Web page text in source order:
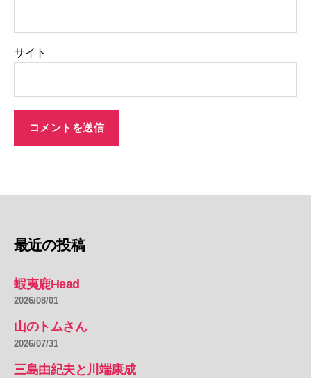
サイト
最近の投稿
蝦夷鹿Head
2026/08/01
山のトムさん
2026/07/31
三島由紀夫と川端康成